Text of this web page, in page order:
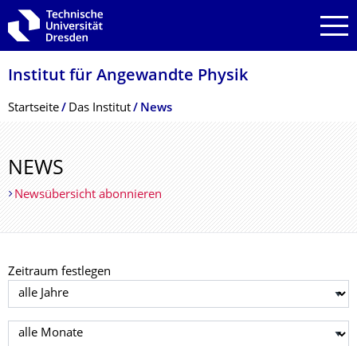
Zur Hauptnavigation springen
Zur Suche springen
Zum Inhalt springen
Institut für Angewandte Physik
Breadcrumb-Menü
Startseite Das Institut News
NEWS
Newsübersicht abonnieren
Zeitraum festlegen
Jahr auswählen
Monat auswählen